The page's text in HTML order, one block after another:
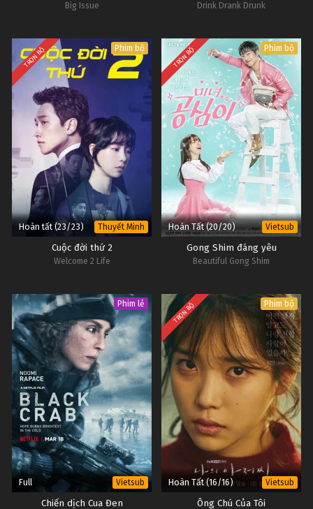
Big Issue Drink Drank Drunk
TRỌN BỘ Phim bộ
Hoàn tất (23/23) Thuyết Minh
Cuộc đời thứ 2
Welcome 2 Life
TRỌN BỘ Phim bộ
Hoàn Tất (20/20) Vietsub
Gong Shim đáng yêu
Beautiful Gong Shim
Phim lẻ
Full Vietsub
Chiến dịch Cua Đen
TRỌN BỘ Phim bộ
Hoàn Tất (16/16) Vietsub
Ông Chú Của Tôi